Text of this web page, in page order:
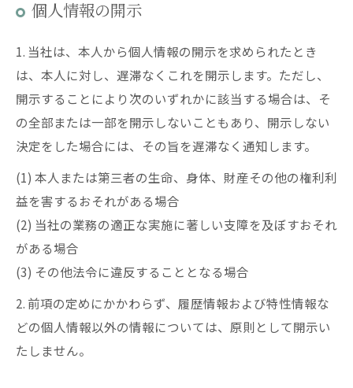
個人情報の開示
1. 当社は、本人から個人情報の開示を求められたとき
は、本人に対し、遅滞なくこれを開示します。ただし、
開示することにより次のいずれかに該当する場合は、そ
の全部または一部を開示しないこともあり、開示しない
決定をした場合には、その旨を遅滞なく通知します。
(1) 本人または第三者の生命、身体、財産その他の権利利
益を害するおそれがある場合
(2) 当社の業務の適正な実施に著しい支障を及ぼすおそれ
がある場合
(3) その他法令に違反することとなる場合
2. 前項の定めにかかわらず、履歴情報および特性情報な
どの個人情報以外の情報については、原則として開示い
たしません。